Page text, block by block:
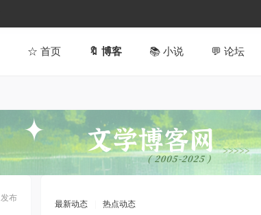
☆ 首页 🔖 博客 📚︎ 小说 💬 论坛
发布
最新动态 热点动态